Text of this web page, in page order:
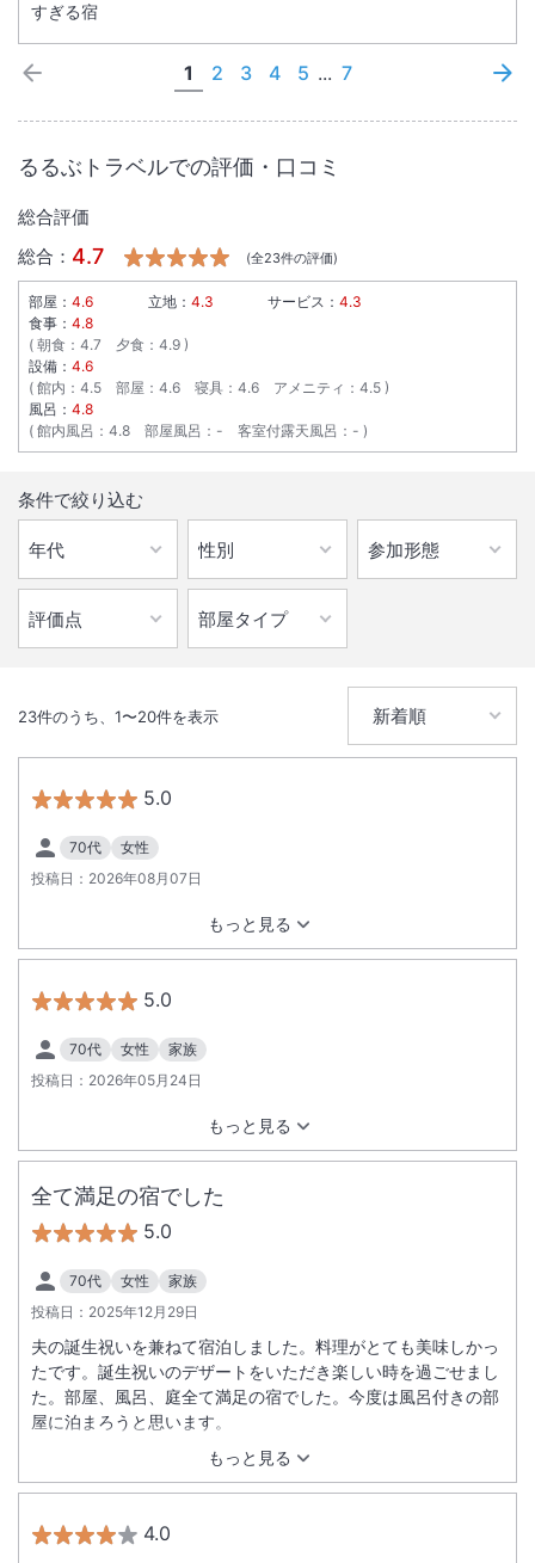
すぎる宿
1 2 3 4 5 ... 7
るるぶトラベルでの評価・口コミ
総合評価
総合： 4.7 (全23件の評価)
部屋： 4.6 立地： 4.3 サービス： 4.3
食事： 4.8
朝食 ： 4.7 夕食 ： 4.9
設備： 4.6
館内 ： 4.5 部屋 ： 4.6 寝具 ： 4.6 アメニティ ： 4.5
風呂： 4.8
館内風呂 ： 4.8 部屋風呂 ： - 客室付露天風呂 ： -
条件で絞り込む
23件のうち、 1〜20件を表示
5.0
70代
女性
投稿日： 2026年08月07日
もっと見る
5.0
70代 女性
家族
投稿日： 2026年05月24日
もっと見る
全て満足の宿でした
5.0
70代 女性
家族
投稿日： 2025年12月29日
もっと見る
夫の誕生祝いを兼ねて宿泊しました。料理がとても美味しかっ
たです。誕生祝いのデザートをいただき楽しい時を過ごせまし
た。部屋、風呂、庭全て満足の宿でした。今度は風呂付きの部
屋に泊まろうと思います。
4.0